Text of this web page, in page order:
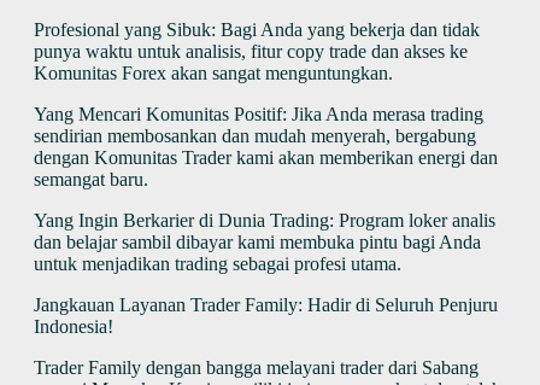
Profesional yang Sibuk: Bagi Anda yang bekerja dan tidak
punya waktu untuk analisis, fitur copy trade dan akses ke
Komunitas Forex akan sangat menguntungkan.
Yang Mencari Komunitas Positif: Jika Anda merasa trading
sendirian membosankan dan mudah menyerah, bergabung
dengan Komunitas Trader kami akan memberikan energi dan
semangat baru.
Yang Ingin Berkarier di Dunia Trading: Program loker analis
dan belajar sambil dibayar kami membuka pintu bagi Anda
untuk menjadikan trading sebagai profesi utama.
Jangkauan Layanan Trader Family: Hadir di Seluruh Penjuru
Indonesia!
Trader Family dengan bangga melayani trader dari Sabang